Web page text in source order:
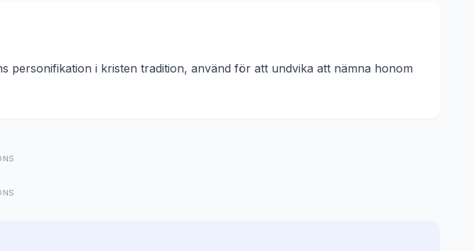
personifikation i kristen tradition, använd för att undvika att nämna honom